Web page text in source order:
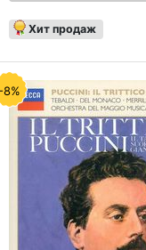
Хит продаж
8%